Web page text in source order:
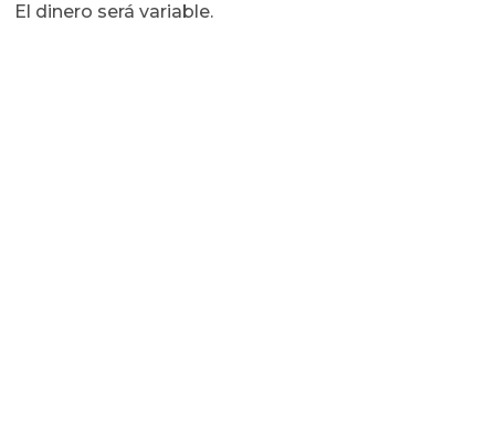
El dinero será variable.